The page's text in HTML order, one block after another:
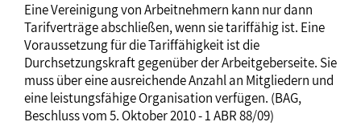
Eine Vereinigung von Arbeitnehmern kann nur dann
Tarifverträge abschließen, wenn sie tariffähig ist. Eine
Voraussetzung für die Tariffähigkeit ist die
Durchsetzungskraft gegenüber der Arbeitgeberseite. Sie
muss über eine ausreichende Anzahl an Mitgliedern und
eine leistungsfähige Organisation verfügen. (BAG,
Beschluss vom 5. Oktober 2010 - 1 ABR 88/09)